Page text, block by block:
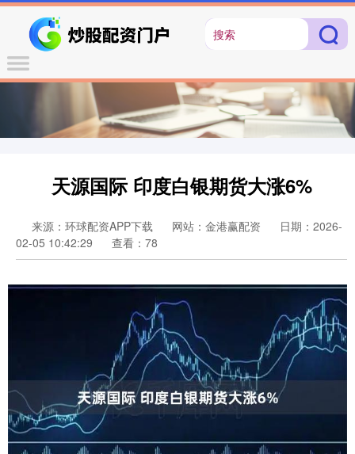
天源国际 印度白银期货大涨6%
来源：环球配资APP下载 网站：金港赢配资
日期：2026-
02-05 10:42:29
查看：78